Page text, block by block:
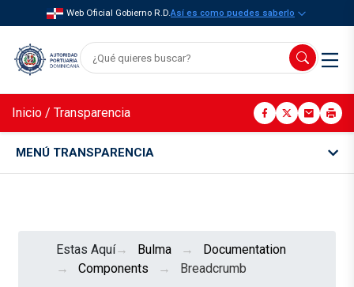
Web Oficial Gobierno R.D.Así es como puedes saberlo
Inicio / Transparencia
MENÚ TRANSPARENCIA
Estas Aquí Bulma
Documentation
Components
Breadcrumb